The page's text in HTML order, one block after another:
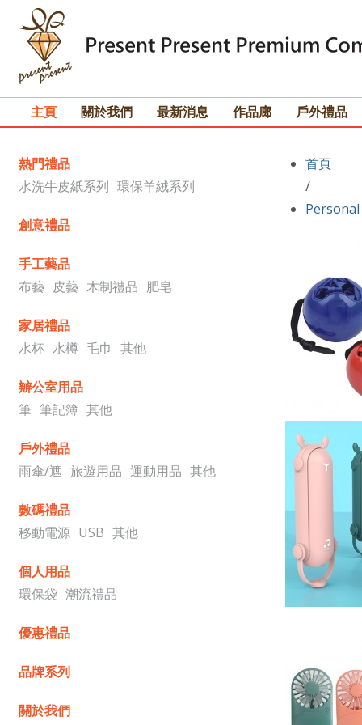
主頁 關於我們 最新消息 作品廊 戶外禮品
熱門禮品
水洗牛皮紙系列 環保羊絨系列
創意禮品
手工藝品
布藝 皮藝 木制禮品 肥皂
家居禮品
水杯 水樽 毛巾 其他
辧公室用品
筆 筆記簿 其他
戶外禮品
雨傘/遮 旅遊用品 運動用品 其他
數碼禮品
移動電源 USB 其他
個人用品
環保袋 潮流禮品
優惠禮品
品牌系列
關於我們
首頁
/
Personal